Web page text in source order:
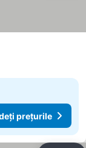
prețurile